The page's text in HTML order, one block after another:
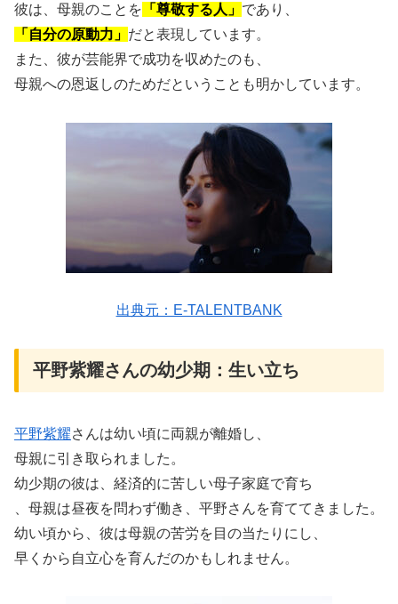
彼は、母親のことを 「尊敬する人」 であり、
「 自分の原動力」 だと表現しています。
また、彼が芸能界で成功を収めたのも、
母親への恩返しのためだということも明かしています。
出典元：E-TALENTBANK
平野紫耀さんの幼少期：生い立ち
平野紫耀さんは幼い頃に両親が離婚し、
母親に引き取られました。
幼少期の彼は、経済的に苦しい母子家庭で育ち
、母親は昼夜を問わず働き、平野さんを育ててきました。
幼い頃から、彼は母親の苦労を目の当たりにし、
早くから自立心を育んだのかもしれません。